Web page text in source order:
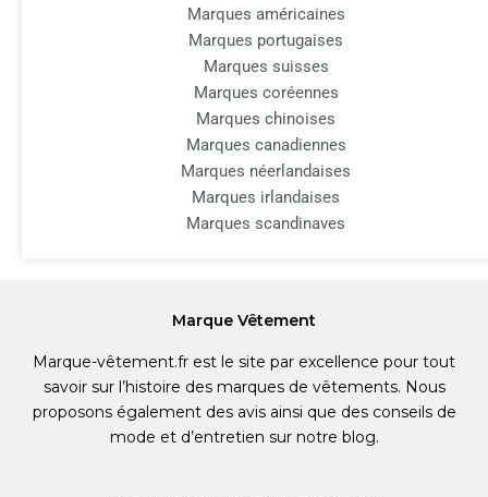
Marques américaines
Marques portugaises
Marques suisses
Marques coréennes
Marques chinoises
Marques canadiennes
Marques néerlandaises
Marques irlandaises
Marques scandinaves
Marque Vêtement
Marque-vêtement.fr est le site par excellence pour tout
savoir sur l’histoire des marques de vêtements. Nous
proposons également des avis ainsi que des conseils de
mode et d’entretien sur notre blog.